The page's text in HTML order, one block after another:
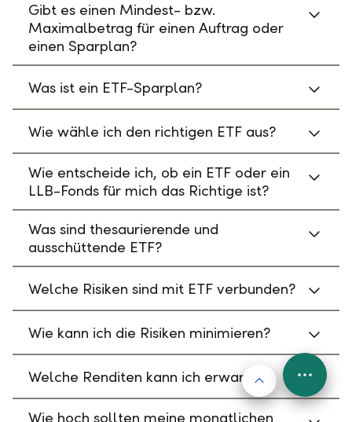
Gibt es einen Mindest- bzw.
Maximalbetrag für einen Auftrag oder
einen Sparplan?
Was ist ein ETF-Sparplan?
Wie wähle ich den richtigen ETF aus?
Wie entscheide ich, ob ein ETF oder ein
LLB-Fonds für mich das Richtige ist?
Was sind thesaurierende und
ausschüttende ETF?
Welche Risiken sind mit ETF verbunden?
Wie kann ich die Risiken minimieren?
Welche Renditen kann ich erwarten?
Wie hoch sollten meine monatlichen
Nach oben
FAB
Menu